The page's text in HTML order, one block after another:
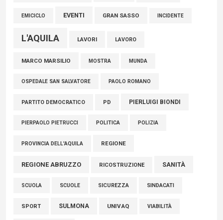
EMICICLO EVENTI GRAN SASSO INCIDENTE
L'AQUILA LAVORI LAVORO
MARCO MARSILIO MOSTRA MUNDA
OSPEDALE SAN SALVATORE PAOLO ROMANO
PARTITO DEMOCRATICO PD PIERLUIGI BIONDI
PIERPAOLO PIETRUCCI POLITICA POLIZIA
PROVINCIA DELL'AQUILA REGIONE
REGIONE ABRUZZO RICOSTRUZIONE SANITÀ
SCUOLA SCUOLE SICUREZZA SINDACATI
SPORT SULMONA UNIVAQ VIABILITÀ